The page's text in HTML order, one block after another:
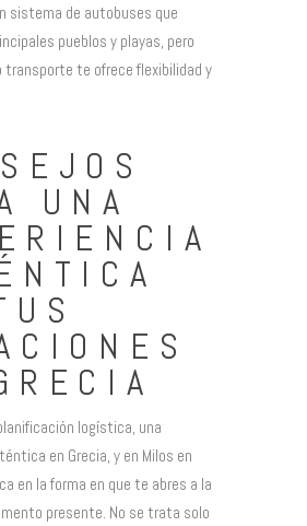
sistema de autobuses que
pueblos y playas, pero
transporte te ofrece flexibilidad y
UNA
logística, una
en Grecia, y en Milos en
en la forma en que te abres a la
presente. No se trata solo